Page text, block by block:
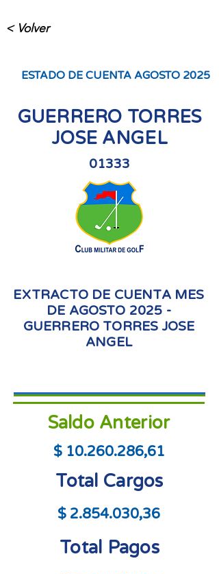
< Volver
ESTADO DE CUENTA AGOSTO 2025
GUERRERO TORRES
JOSE ANGEL
01333
EXTRACTO DE CUENTA MES
DE AGOSTO 2025 -
GUERRERO TORRES JOSE
ANGEL
Saldo Anterior
$ 10.260.286,61
Total Cargos
$ 2.854.030,36
Total Pagos